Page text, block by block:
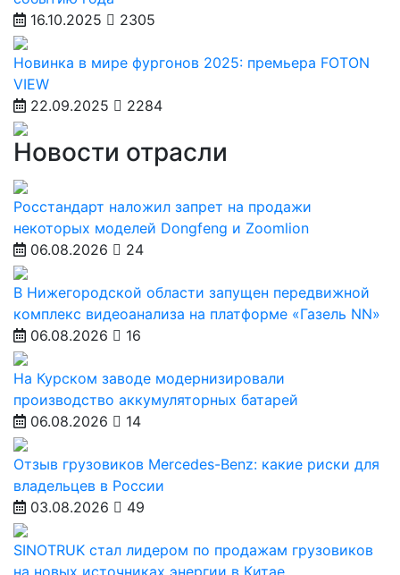
16.10.2025
2305
Новинка в мире фургонов 2025: премьера FOTON
VIEW
22.09.2025
2284
Новости отрасли
Росстандарт наложил запрет на продажи
некоторых моделей Dongfeng и Zoomlion
06.08.2026
24
В Нижегородской области запущен передвижной
комплекс видеоанализа на платформе «Газель NN»
06.08.2026
16
На Курском заводе модернизировали
производство аккумуляторных батарей
06.08.2026
14
Отзыв грузовиков Mercedes-Benz: какие риски для
владельцев в России
03.08.2026
49
SINOTRUK стал лидером по продажам грузовиков
на новых источниках энергии в Китае